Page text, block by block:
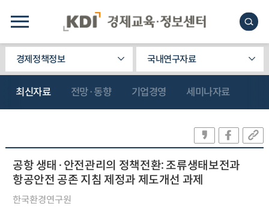
경제정책정보 국내연구자료
최신자료 전망·동향 기업경영 세미나자료
공항 생태·안전관리의 정책전환: 조류생태보전과
항공안전 공존 지침 제정과 제도개선 과제
한국환경연구원